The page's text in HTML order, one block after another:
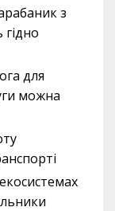
з
для
можна